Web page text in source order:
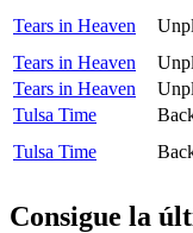
Tears in Heaven
Tears in Heaven
Tears in Heaven
Tulsa Time
Tulsa Time
Consigue la